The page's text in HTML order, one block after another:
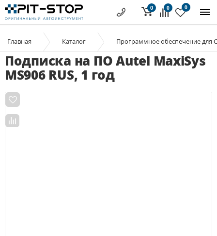
0 0
0
Главная Каталог Программное обеспечение для
Подписка на ПО Autel MaxiSys
MS906 RUS, 1 год